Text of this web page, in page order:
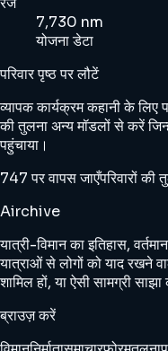
7,730 nm
योजना डेटा
परिवार पृष्ठ पर लौटें
व्यापक कार्यक्रम कहानी के लिए
की तुलना अन्य मॉडलों से करें
पहुंचाया।
747 पर वापस जाएँपरिवारों की
Airchive
यात्री-विमान का इतिहास,
यात्राओं से लोगों को याद रखने
शामिल हों, या ऐसी सामग्री
ब्राउज़ करें